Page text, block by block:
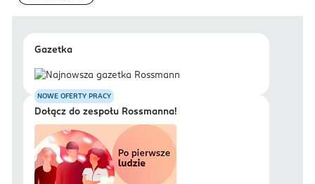
Gazetka
NOWE OFERTY PRACY
Dołącz do zespołu Rossmanna!